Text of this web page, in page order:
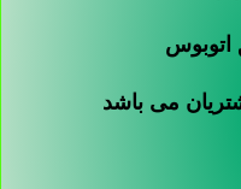
اتوبوس
می باشد